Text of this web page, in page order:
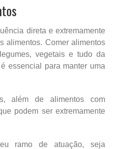
direta e extremamente
alimentos. Comer alimentos
vegetais e tudo da
essencial para manter uma
além de alimentos com
podem ser extremamente
ramo de atuação, seja